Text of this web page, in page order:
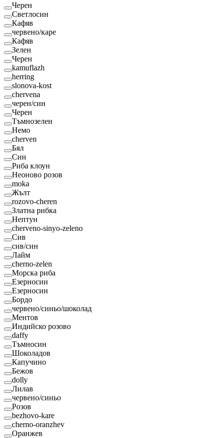
Черен
Светлосин
Кафяв
червено/каре
Кафяв
Зелен
Черен
kamuflazh
herring
slonova-kost
chervena
черен/син
Черен
Тъмнозелен
Немо
cherven
Бял
Син
Риба клоун
Неоново розов
moka
Жълт
rozovo-cheren
Златна рибка
Нептун
cherveno-sinyo-zeleno
Сив
сив/син
Лайм
cherno-zelen
Морска риба
Езерносин
Езерносин
Бордо
червено/синьо/шоколад
Ментов
Индийско розово
daffy
Тъмносин
Шоколадов
Капучино
Бежов
dolly
Лилав
червено/синьо
Розов
bezhovo-kare
cherno-oranzhev
Оранжев